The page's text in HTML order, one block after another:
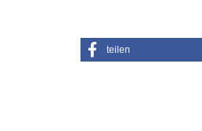
teilen